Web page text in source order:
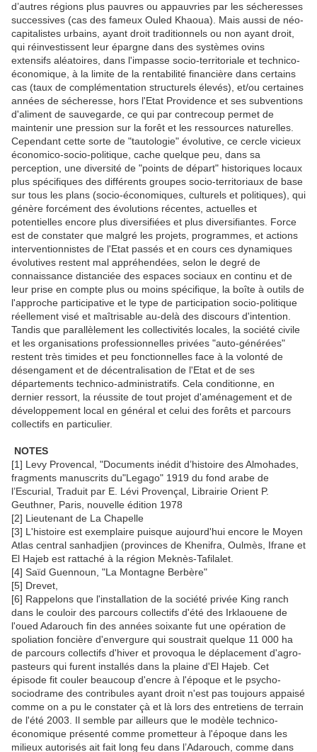
d’autres régions plus pauvres ou appauvries par les sécheresses
successives (cas des fameux Ouled Khaoua). Mais aussi de néo-
capitalistes urbains, ayant droit traditionnels ou non ayant droit,
qui réinvestissent leur épargne dans des systèmes ovins
extensifs aléatoires, dans l'impasse socio-territoriale et technico-
économique, à la limite de la rentabilité financière dans certains
cas (taux de complémentation structurels élevés), et/ou certaines
années de sécheresse, hors l'Etat Providence et ses subventions
d'aliment de sauvegarde, ce qui par contrecoup permet de
maintenir une pression sur la forêt et les ressources naturelles.
Cependant cette sorte de "tautologie" évolutive, ce cercle vicieux
économico-socio-politique, cache quelque peu, dans sa
perception, une diversité de "points de départ" historiques locaux
plus spécifiques des différents groupes socio-territoriaux de base
sur tous les plans (socio-économiques, culturels et politiques), qui
génère forcément des évolutions récentes, actuelles et
potentielles encore plus diversifiées et plus diversifiantes. Force
est de constater que malgré les projets, programmes, et actions
interventionnistes de l'Etat passés et en cours ces dynamiques
évolutives restent mal appréhendées, selon le degré de
connaissance distanciée des espaces sociaux en continu et de
leur prise en compte plus ou moins spécifique, la boîte à outils de
l'approche participative et le type de participation socio-politique
réellement visé et maîtrisable au-delà des discours d'intention.
Tandis que parallèlement les collectivités locales, la société civile
et les organisations professionnelles privées "auto-générées"
restent très timides et peu fonctionnelles face à la volonté de
désengament et de décentralisation de l'Etat et de ses
départements technico-administratifs. Cela conditionne, en
dernier ressort, la réussite de tout projet d'aménagement et de
développement local en général et celui des forêts et parcours
collectifs en particulier.
NOTES
[1] Levy Provencal, "Documents inédit d’histoire des Almohades,
fragments manuscrits du"Legago" 1919 du fond arabe de
l’Escurial, Traduit par E. Lévi Provençal, Librairie Orient P.
Geuthner, Paris, nouvelle édition 1978
[2] Lieutenant de La Chapelle
[3] L'histoire est exemplaire puisque aujourd'hui encore le Moyen
Atlas central sanhadjien (provinces de Khenifra, Oulmès, Ifrane et
El Hajeb est rattaché à la région Meknès-Tafilalet.
[4] Saïd Guennoun, "La Montagne Berbère"
[5] Drevet,
[6] Rappelons que l'installation de la société privée King ranch
dans le couloir des parcours collectifs d'été des Irklaouene de
l'oued Adarouch fin des années soixante fut une opération de
spoliation foncière d'envergure qui soustrait quelque 11 000 ha
de parcours collectifs d'hiver et provoqua le déplacement d'agro-
pasteurs qui furent installés dans la plaine d'El Hajeb. Cet
épisode fit couler beaucoup d'encre à l'époque et le psycho-
sociodrame des contribules ayant droit n'est pas toujours appaisé
comme on a pu le constater çà et là lors des entretiens de terrain
de l'été 2003. Il semble par ailleurs que le modèle technico-
économique présenté comme prometteur à l'époque dans les
milieux autorisés ait fait long feu dans l’Adarouch, comme dans